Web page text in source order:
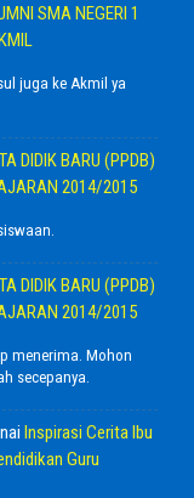
SMA NEGERI 1
juga ke Akmil ya
DIDIK BARU (PPDB)
2014/2015
DIDIK BARU (PPDB)
2014/2015
menerima. Mohon
secepanya.
Inspirasi Cerita Ibu
Guru